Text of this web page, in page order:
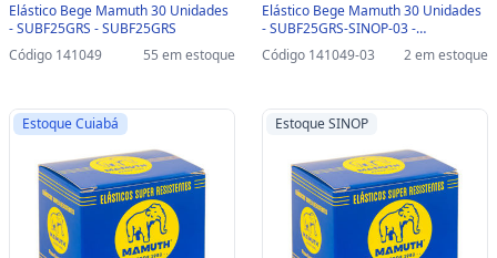
Elástico Bege Mamuth 30 Unidades
- SUBF25GRS - SUBF25GRS
Código 141049
55 em estoque
Elástico Bege Mamuth 30 Unidades
- SUBF25GRS-SINOP-03 -
SUBF25GRS
Código 141049-03 2 em estoque
Estoque Cuiabá Estoque SINOP